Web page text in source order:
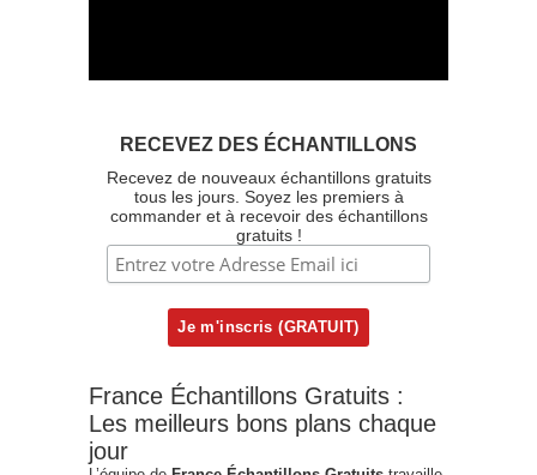
RECEVEZ DES ÉCHANTILLONS
Recevez de nouveaux échantillons gratuits
tous les jours. Soyez les premiers à
commander et à recevoir des échantillons
gratuits !
France Échantillons Gratuits :
Les meilleurs bons plans chaque
jour